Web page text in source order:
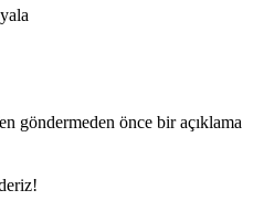
göndermeden önce bir açıklama